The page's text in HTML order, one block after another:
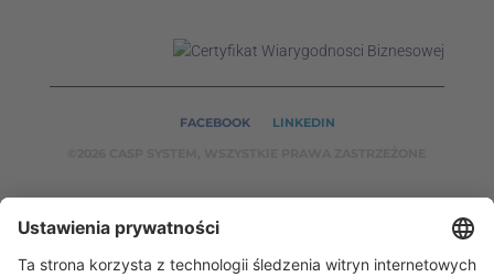
FACEBOOK
LINKEDIN
CASPSYSTEM.PL
AUTOMATYKA24.PL WZORCENDT.P